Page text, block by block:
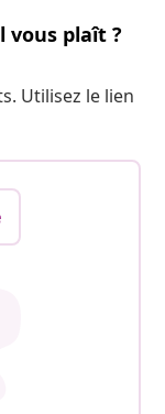
vous plaît ?
Utilisez le lien